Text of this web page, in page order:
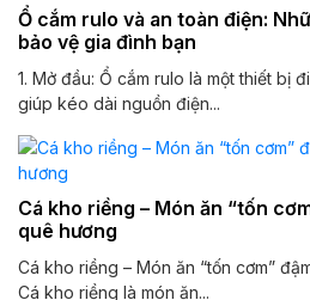
Ổ cắm rulo và an toàn điện:
bảo vệ gia đình bạn
1. Mở đầu: Ổ cắm rulo là một thiết bị
giúp kéo dài nguồn điện...
Cá kho riềng – Món ăn “tốn
quê hương
Cá kho riềng – Món ăn “tốn cơm”
Cá kho riềng là món ăn...